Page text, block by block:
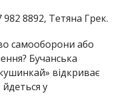
982 8892, Тетяна Грек.
самооборони або
Бучанська
відкриває
йдеться у